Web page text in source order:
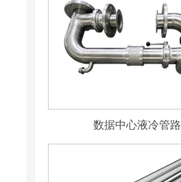
数据中心液冷管路